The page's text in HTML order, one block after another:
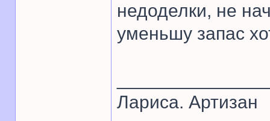
недоделки, не
уменьшу запас
Лариса. Артизан